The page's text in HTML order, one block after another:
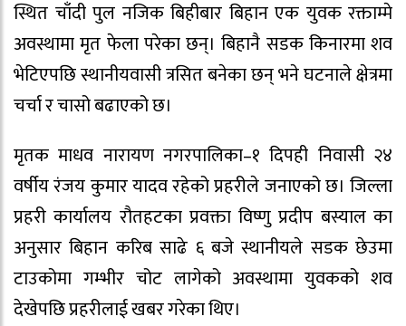
स्थित चाँदी पुल नजिक बिहीबार बिहान एक युवक रक्ताम्मे
अवस्थामा मृत फेला परेका छन्। बिहानै सडक किनारमा शव
भेटिएपछि स्थानीयवासी त्रसित बनेका छन् भने घटनाले क्षेत्रमा
चर्चा र चासो बढाएको छ।
मृतक माधव नारायण नगरपालिका–१ दिपही निवासी २४
वर्षीय रंजय कुमार यादव रहेको प्रहरीले जनाएको छ। जिल्ला
प्रहरी कार्यालय रौतहटका प्रवक्ता विष्णु प्रदीप बस्याल का
अनुसार बिहान करिब साढे ६ बजे स्थानीयले सडक छेउमा
टाउकोमा गम्भीर चोट लागेको अवस्थामा युवकको शव
देखेपछि प्रहरीलाई खबर गरेका थिए।